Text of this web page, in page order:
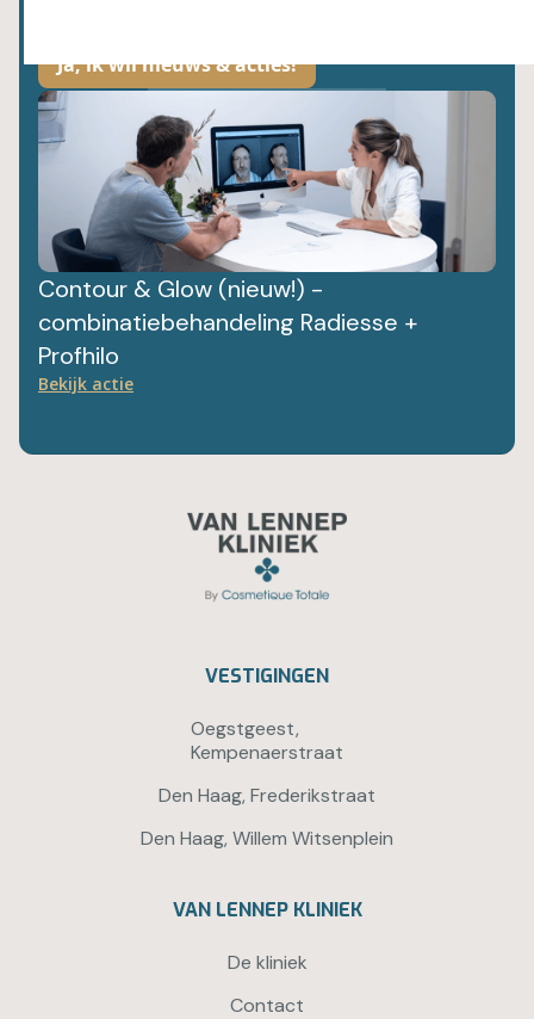
Contour & Glow (nieuw!) -
combinatiebehandeling Radiesse +
Profhilo
Bekijk actie
VESTIGINGEN
Oegstgeest,
Kempenaerstraat
Den Haag, Frederikstraat
Den Haag, Willem Witsenplein
VAN LENNEP KLINIEK
De kliniek
Contact